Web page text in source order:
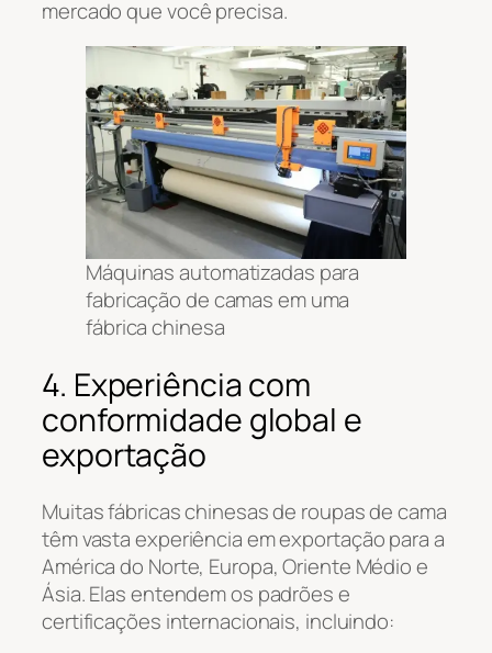
mercado que você precisa.
Máquinas automatizadas para
fabricação de camas em uma
fábrica chinesa
4. Experiência com
conformidade global e
exportação
Muitas fábricas chinesas de roupas de cama
têm vasta experiência em exportação para a
América do Norte, Europa, Oriente Médio e
Ásia. Elas entendem os padrões e
certificações internacionais, incluindo: